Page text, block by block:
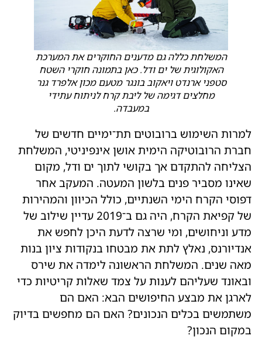
המשלחת כללה גם מדענים החוקרים את המערכת
האקולוגית של ים ודל. כאן בתמונה חוקרי השטח
סטפני ארנדט ויאקוב בונגר מטעם מכון אלפרד גנר
מחלצים דגימה של ליבת קרח לניתוח עתידי
במעבדה.
למרות השימוש ברובוטים תת־ימיים חדשים של
חברת הרובוטיקה הימית אושן אינפיניטי, המשלחת
הצליחה להתקדם אך בקושי לתוך ים ודל, מקום
שאינו מסביר פנים בלשון המעטה. המעקב אחר
דפוסי הקרח הימי השנתיים, כולל הכיוון והמהירות
של קפיאת הקרח, היה גם ב־2019 עדיין שילוב של
מדע וניחושים, ומי שרצה לדעת היכן לחפש את
אנדיורנס, נאלץ לתת את מבטחו בנקודות ציון בנות
מאה שנים. המשלחת הראשונה לימדה את שירס
ובאונד שעליהם לענות על צמד שאלות קריטיות כדי
לארגן את מבצע החיפושים הבא: האם הם
משתמשים בכלים הנכונים? האם הם מחפשים בדיוק
במקום הנכון?